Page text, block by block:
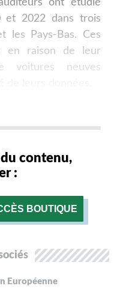
ont étudié
et 2022 dans trois
les Pays-Bas. Ces
en raison de leur
voitures neuves
contenu,
:
BOUTIQUE
Européenne